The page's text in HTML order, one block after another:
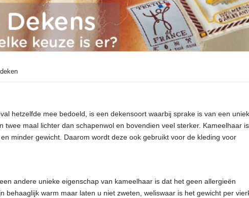
hetzelfde mee bedoeld, is een dekensoort waarbij sprake is van een
twee maal lichter dan schapenwol en bovendien veel sterker. Kameelhaar
minder gewicht. Daarom wordt deze ook gebruikt voor de kleding voor
andere unieke eigenschap van kameelhaar is dat het geen allergieën
behaaglijk warm maar laten u niet zweten, weliswaar is het gewicht per